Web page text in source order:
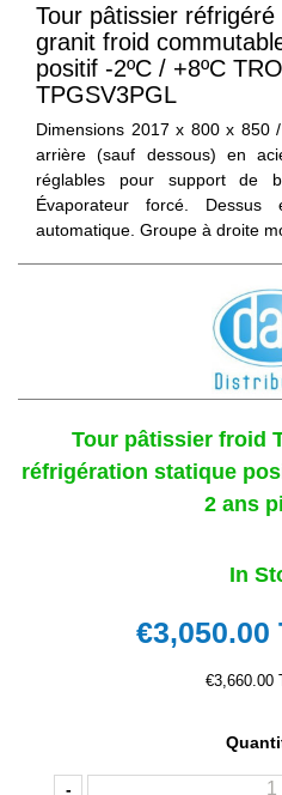
Tour pâtissier
granit froid
positif -2ºC / +8ºC
TPGSV3PGL
Dimensions 2017 x 800 x 850
arrière (sauf dessous) en
réglables pour support de
Évaporateur forcé.
automatique. Groupe à droite
Tour pâtissier froid
réfrigération statique
2 ans
In
€3,050.00
€3,660.00
-